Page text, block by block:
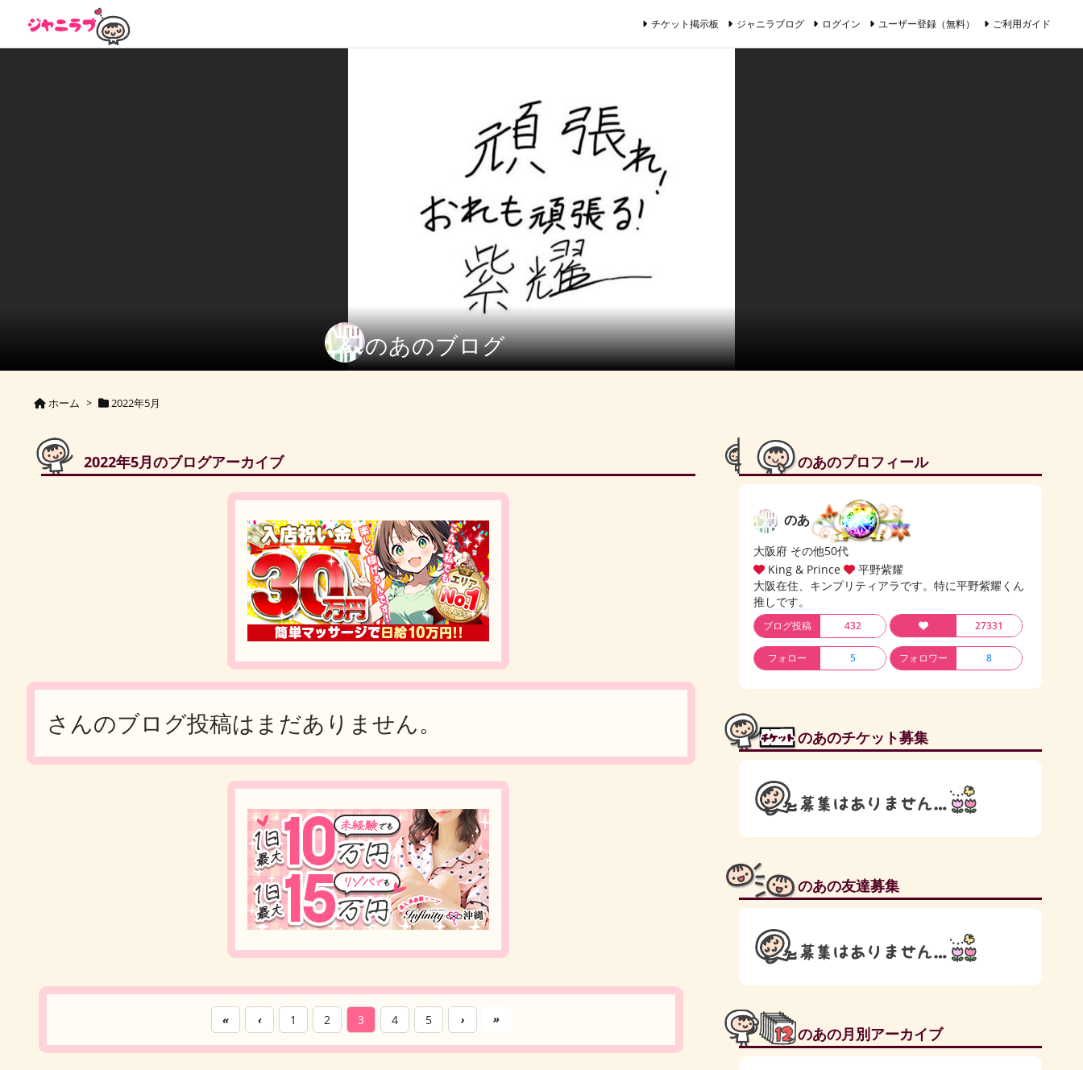
のあのブログ
チケット掲示板 ジャニラブログ ログイン ユーザー登録（無料） ご利用ガイド
ホーム > 2022年5月
2022年5月のブログアーカイブ
さんのブログ投稿はまだありません。
« ‹ 1 2 3 4 5 › »
のあのプロフィール
のあ
大阪府 その他50代
King & Prince
平野紫耀
大阪在住、キンプリティアラです。特に平野紫耀くん
推しです。
ブログ投稿 432 27331
フォロー 5 フォロワー 8
のあのチケット募集
のあの友達募集
のあの月別アーカイブ